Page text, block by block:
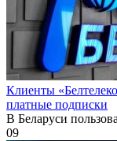
Клиенты
платные подписки
В Беларуси
09